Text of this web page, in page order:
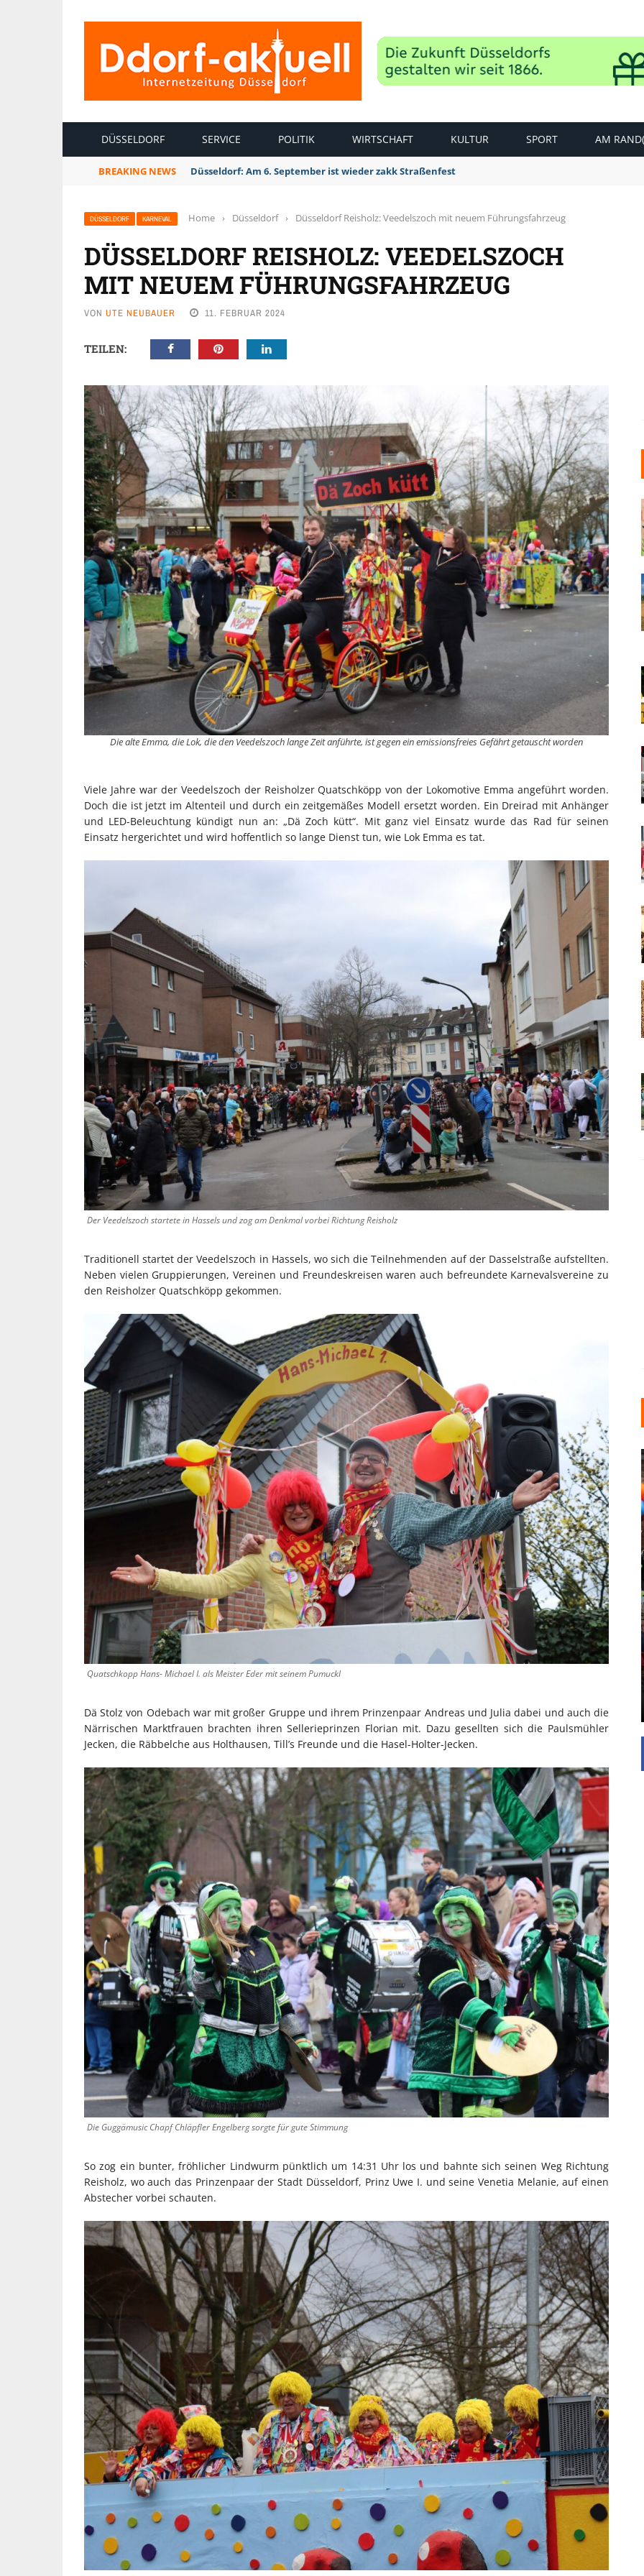
DÜSSELDORF SERVICE POLITIK WIRTSCHAFT KULTUR SPORT AM
BREAKING NEWS Düsseldorf: Am 6. September ist wieder zakk Straßenfest
DÜSSELDORF KARNEVAL Home › Düsseldorf › Düsseldorf Reisholz: Veedelszoch mit neuem Führungsfahrzeug
DÜSSELDORF REISHOLZ: VEEDELSZOCH
MIT NEUEM FÜHRUNGSFAHRZEUG
VON UTE NEUBAUER 11. FEBRUAR 2024
TEILEN:
Die alte Emma, die Lok, die den Veedelszoch lange Zeit anführte, ist gegen ein emissionsfreies Gefährt getauscht worden
Viele Jahre war der Veedelszoch der Reisholzer Quatschköpp von der Lokomotive Emma angeführt worden.
Doch die ist jetzt im Altenteil und durch ein zeitgemäßes Modell ersetzt worden. Ein Dreirad mit Anhänger
und LED-Beleuchtung kündigt nun an: „Dä Zoch kütt“. Mit ganz viel Einsatz wurde das Rad für seinen
Einsatz hergerichtet und wird hoffentlich so lange Dienst tun, wie Lok Emma es tat.
Der Veedelszoch startete in Hassels und zog am Denkmal vorbei Richtung Reisholz
Traditionell startet der Veedelszoch in Hassels, wo sich die Teilnehmenden auf der Dasselstraße aufstellten.
Neben vielen Gruppierungen, Vereinen und Freundeskreisen waren auch befreundete Karnevalsvereine zu
den Reisholzer Quatschköpp gekommen.
Quatschkopp Hans- Michael I. als Meister Eder mit seinem Pumuckl
Dä Stolz von Odebach war mit großer Gruppe und ihrem Prinzenpaar Andreas und Julia dabei und auch die
Närrischen Marktfrauen brachten ihren Sellerieprinzen Florian mit. Dazu gesellten sich die Paulsmühler
Jecken, die Räbbelche aus Holthausen, Till’s Freunde und die Hasel-Holter-Jecken.
Die Guggämusic Chapf Chläpfler Engelberg sorgte für gute Stimmung
So zog ein bunter, fröhlicher Lindwurm pünktlich um 14:31 Uhr los und bahnte sich seinen Weg Richtung
Reisholz, wo auch das Prinzenpaar der Stadt Düsseldorf, Prinz Uwe I. und seine Venetia Melanie, auf einen
Abstecher vorbei schauten.
INDUSTRIELLER CHIC: WIE
KUNSTSTOFFFENSTER DEN
LOFT-STIL IN IHREM
EINFAMILIENHAUS
UNTERSTÜTZEN
Die Inspiration des industriellen Chics sind die
Werkshallen des Industriezeitalters. Die Basis für